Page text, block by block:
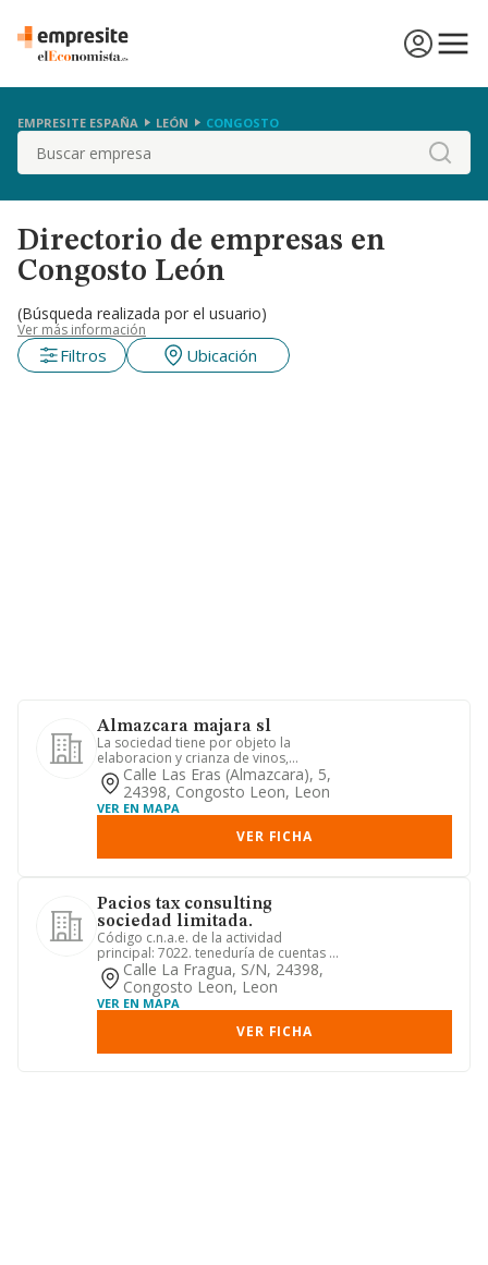
EMPRESITE ESPAÑA LEÓN CONGOSTO
Buscar
Directorio de empresas en
Congosto León
(Búsqueda realizada por el usuario)
Ver más información
Filtros Ubicación
Almazcara majara sl
La sociedad tiene por objeto la
elaboracion y crianza de vinos,
obtencion de mostos, naturales, con...
Calle Las Eras (almazcara), 5,
24398, Congosto Leon, Leon
VER EN MAPA
VER FICHA
Pacios tax consulting
sociedad limitada.
Código c.n.a.e. de la actividad
principal: 7022. teneduría de cuentas y
asesoramiento fiscal, labor...
Calle La Fragua, S/n, 24398,
Congosto Leon, Leon
VER EN MAPA
VER FICHA